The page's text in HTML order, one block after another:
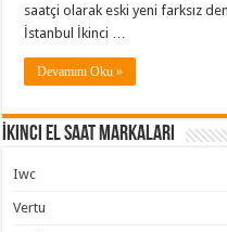
saatçi olarak eski yeni farksız
İstanbul İkinci …
Devamını Oku »
İkinci El Saat Markaları
Iwc
Vertu